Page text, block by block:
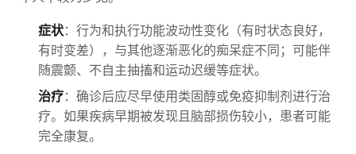
症状：行为和执行功能波动性变化（有时状态良好，
有时变差），与其他逐渐恶化的痴呆症不同；可能伴
随震颤、不自主抽搐和运动迟缓等症状。
治疗：确诊后应尽早使用类固醇或免疫抑制剂进行治
疗。如果疾病早期被发现且脑部损伤较小，患者可能
完全康复。